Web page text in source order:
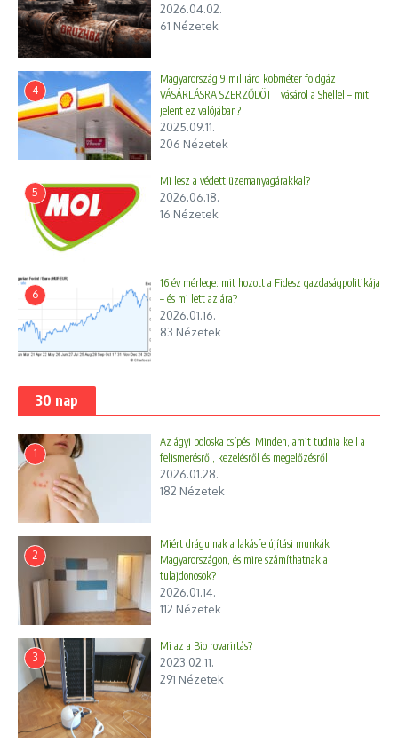
2026.04.02.
61 Nézetek
4
Magyarország 9 milliárd köbméter földgáz
VÁSÁRLÁSRA SZERZŐDÖTT vásárol a Shellel – mit
jelent ez valójában?
2025.09.11.
206 Nézetek
5
Mi lesz a védett üzemanyagárakkal?
2026.06.18.
16 Nézetek
6
16 év mérlege: mit hozott a Fidesz gazdaságpolitikája
– és mi lett az ára?
2026.01.16.
83 Nézetek
30 nap
1
Az ágyi poloska csípés: Minden, amit tudnia kell a
felismerésről, kezelésről és megelőzésről
2026.01.28.
182 Nézetek
2
Miért drágulnak a lakásfelújítási munkák
Magyarországon, és mire számíthatnak a
tulajdonosok?
2026.01.14.
112 Nézetek
3
Mi az a Bio rovarirtás?
2023.02.11.
291 Nézetek